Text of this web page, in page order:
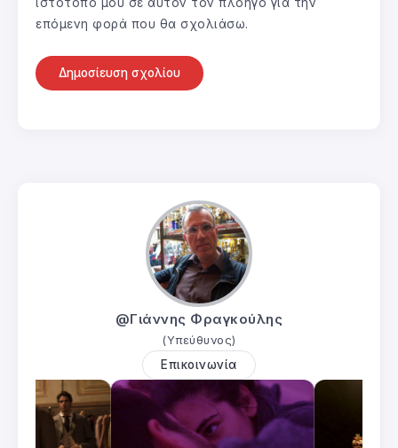
επόμενη φορά που θα σχολιάσω.
@Γιάννης Φραγκούλης
(Υπεύθυνος)
Επικοινωνία